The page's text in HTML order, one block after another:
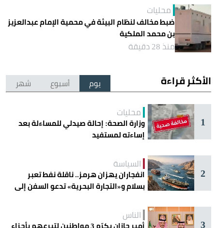
محليات
ضبط مخالف لنظام البيئة في محمية الإمام عبدالعزيز
بن محمد الملكية
منذ 28 دقيقة
الأكثر قراءة يوم أسبوع شهر
1
محليات
وزارة الصحة: إحالة صيدلي للمساءلة بعد
إساءته لمستفيد
2
السياسة
انفجاران يهزان هرمز.. ناقلة نفط تعبر
بسلام و«التجارة البحرية» تدعو السفن إلى
3
الناس